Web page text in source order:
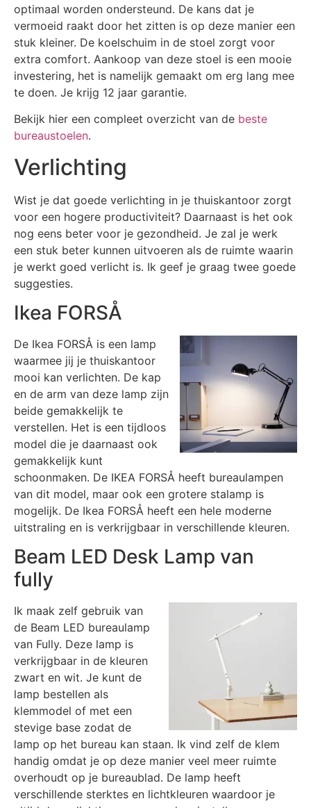
optimaal worden ondersteund. De kans dat je
vermoeid raakt door het zitten is op deze manier een
stuk kleiner. De koelschuim in de stoel zorgt voor
extra comfort. Aankoop van deze stoel is een mooie
investering, het is namelijk gemaakt om erg lang mee
te doen. Je krijg 12 jaar garantie.
Bekijk hier een compleet overzicht van de beste
bureaustoelen.
Verlichting
Wist je dat goede verlichting in je thuiskantoor zorgt
voor een hogere productiviteit? Daarnaast is het ook
nog eens beter voor je gezondheid. Je zal je werk
een stuk beter kunnen uitvoeren als de ruimte waarin
je werkt goed verlicht is. Ik geef je graag twee goede
suggesties.
Ikea FORSÅ
De Ikea FORSÅ is een lamp
waarmee jij je thuiskantoor
mooi kan verlichten. De kap
en de arm van deze lamp zijn
beide gemakkelijk te
verstellen. Het is een tijdloos
model die je daarnaast ook
gemakkelijk kunt
schoonmaken. De IKEA FORSÅ heeft bureaulampen
van dit model, maar ook een grotere stalamp is
mogelijk. De Ikea FORSÅ heeft een hele moderne
uitstraling en is verkrijgbaar in verschillende kleuren.
Beam LED Desk Lamp van
fully
Ik maak zelf gebruik van
de Beam LED bureaulamp
van Fully. Deze lamp is
verkrijgbaar in de kleuren
zwart en wit. Je kunt de
lamp bestellen als
klemmodel of met een
stevige base zodat de
lamp op het bureau kan staan. Ik vind zelf de klem
handig omdat je op deze manier veel meer ruimte
overhoudt op je bureaublad. De lamp heeft
verschillende sterktes en lichtkleuren waardoor je